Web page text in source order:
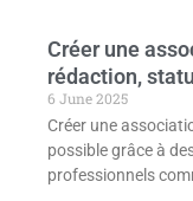
Créer une
rédaction,
6 June 2025
Créer une
possible grâce à
professionnels